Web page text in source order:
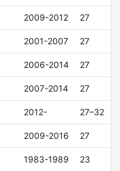
2009-2012 27
2001-2007 27
2006-2014 27
2007-2014 27
2012- 27–32
2009-2016 27
1983-1989 23